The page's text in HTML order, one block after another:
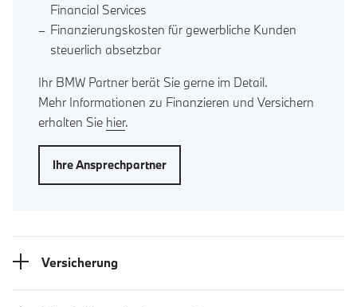
Financial Services
Finanzierungskosten für gewerbliche Kunden
steuerlich absetzbar
Ihr BMW Partner berät Sie gerne im Detail.
Mehr Informationen zu Finanzieren und Versichern
erhalten Sie hier.
Ihre Ansprechpartner
Versicherung